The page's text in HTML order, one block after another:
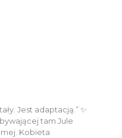
Jest adaptacją.” ✨
tam Jule
Kobieta